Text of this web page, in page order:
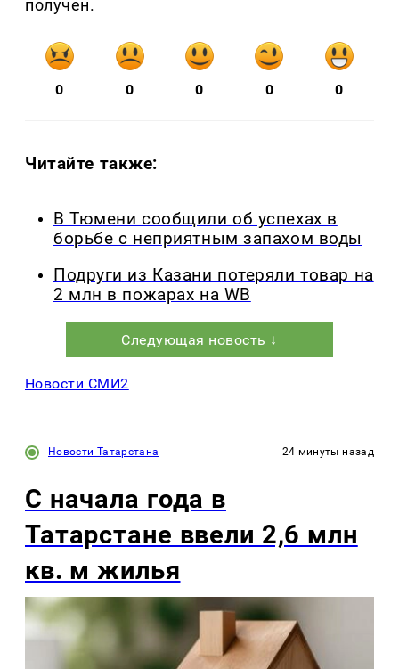
получен.
0 0 0 0 0
Читайте также:
В Тюмени сообщили об успехах в
борьбе с неприятным запахом воды
Подруги из Казани потеряли товар на
2 млн в пожарах на WB
Следующая новость ↓
Новости СМИ2
Новости Татарстана 24 минуты назад
С начала года в
Татарстане ввели 2,6 млн
кв. м жилья